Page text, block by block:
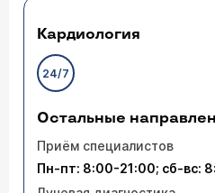
Кардиология
24/7
Остальные
Приём специалистов
Пн-пт: 8:00-21:00; сб-вс: